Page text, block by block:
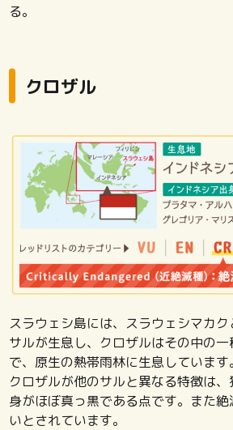
る。
クロザル
スラウェシ島には、スラウェシマカ
サルが生息し、クロザルはその中の
で、原生の熱帯雨林に生息しています。
クロザルが他のサルと異なる特徴は
身がほぼ真っ黒である点です。また
いとされています。